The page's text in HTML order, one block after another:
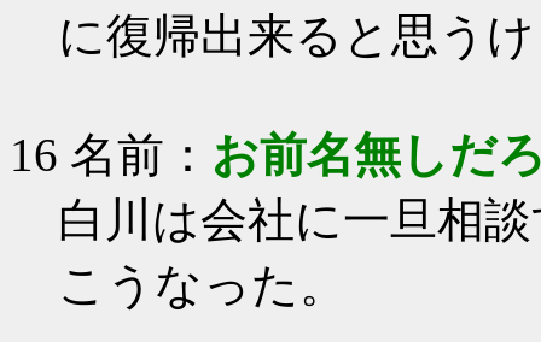
に復帰出来ると思う
16 名前： お前名無しだ
白川は会社に一旦相
こうなった。